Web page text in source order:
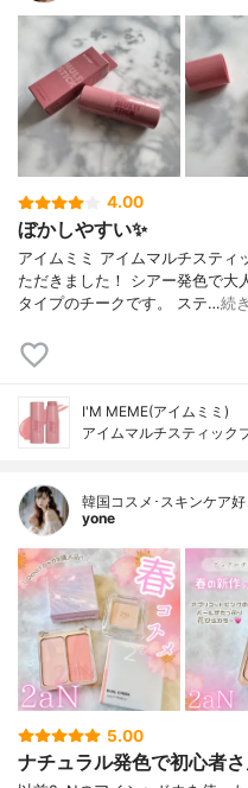
4.00
ぼかしやすい✨
アイムミミ アイムマルチステ
ただきました！ シアー発色で大
タイプのチークです。 ステ…続
I'M MEME(アイムミミ)
アイムマルチスティック
韓国コスメ･スキンケア好
yone
5.00
ナチュラル発色で初心者